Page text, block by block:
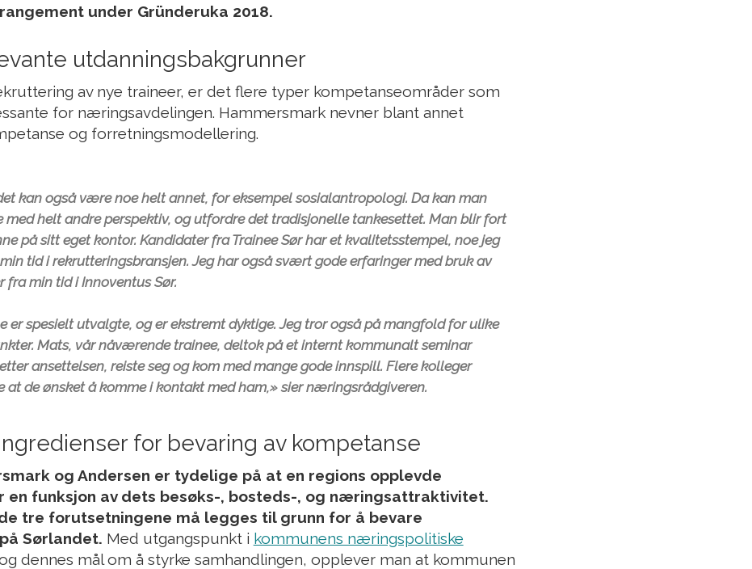
under Gründeruka 2018.
utdanningsbakgrunner
av nye traineer, er det flere typer kompetanseområder som
for næringsavdelingen. Hammersmark nevner blant annet
og forretningsmodellering.
kan også være noe helt annet, for eksempel sosialantropologi. Da kan man
med helt andre perspektiv, og utfordre det tradisjonelle tankesettet. Man blir fort
på sitt eget kontor. Kandidater fra Trainee Sør har et kvalitetsstempel, noe jeg
tid i rekrutteringsbransjen. Jeg har også svært gode erfaringer med bruk av
fra min tid i Innoventus Sør.
er spesielt utvalgte, og er ekstremt dyktige. Jeg tror også på mangfold for ulike
Mats, vår nåværende trainee, deltok på et internt kommunalt seminar
ansettelsen, reiste seg og kom med mange gode innspill. Flere kolleger
at de ønsket å komme i kontakt med ham,» sier næringsrådgiveren.
for bevaring av kompetanse
og Andersen er tydelige på at en regions opplevde
funksjon av dets besøks-, bosteds-, og næringsattraktivitet.
tre forutsetningene må legges til grunn for å bevare
Sørlandet. Med utgangspunkt i kommunens næringspolitiske
dennes mål om å styrke samhandlingen, opplever man at kommunen